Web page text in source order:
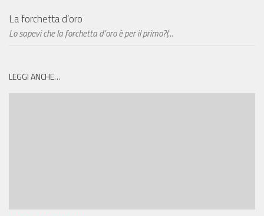
La forchetta d’oro
Lo sapevi che la forchetta d’oro è per il primo?(...
LEGGI ANCHE…